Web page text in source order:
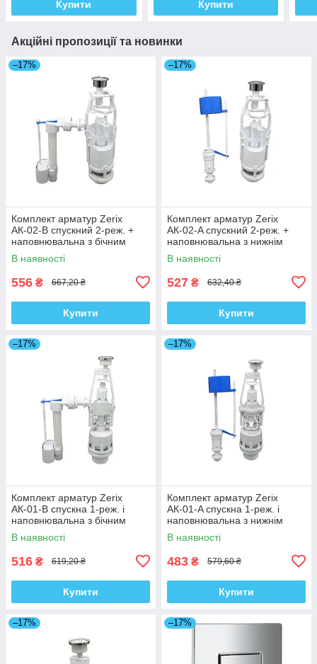
Купити Купити
Акційні пропозиції та новинки
–17%
Комплект арматур Zerix
АК-02-B спускний 2-реж. +
наповнювальна з бічним
підведенням (ZX5165)
В наявності
556 ₴ 667,20 ₴
Купити
–17%
Комплект арматур Zerix
АК-02-A спускний 2-реж. +
наповнювальна з нижнім
підводом (ZX5164)
В наявності
527 ₴ 632,40 ₴
Купити
–17%
Комплект арматур Zerix
АК-01-B спускна 1-реж. і
наповнювальна з бічним
підведенням (ZX5163)
В наявності
516 ₴ 619,20 ₴
Купити
–17%
Комплект арматур Zerix
АК-01-A спускна 1-реж. і
наповнювальна з нижнім
підведенням (ZX5162)
В наявності
483 ₴ 579,60 ₴
Купити
–17% –17%